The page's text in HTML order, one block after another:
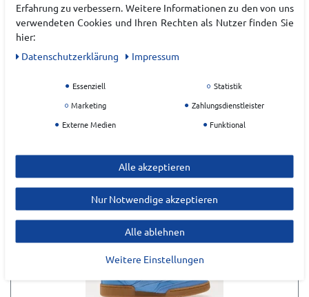
ZULETZT ANGESEHEN
Erfahrung zu verbessern. Weitere Informationen zu den von uns
verwendeten Cookies und Ihren Rechten als Nutzer finden Sie
hier:
Daten­schutz­erklärung
Impressum
Essenziell
Statistik
Marketing
Zahlungsdienstleister
Externe Medien
Funktional
Alle akzeptieren
Nur Notwendige akzeptieren
Alle ablehnen
Weitere Einstellungen